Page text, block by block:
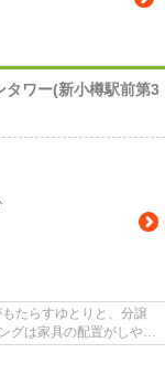
タワー(新小樽駅前第3
たらすゆとりと、分譲